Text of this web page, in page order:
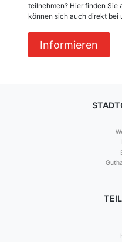
teilnehmen? Hier finden Sie
können sich auch direkt bei
Informieren